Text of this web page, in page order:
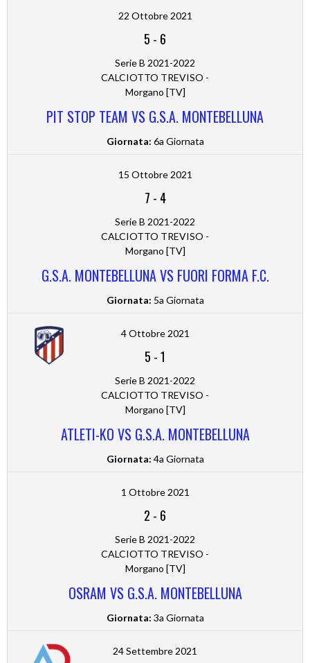
22 Ottobre 2021
5 - 6
Serie B 2021-2022
CALCIOTTO TREVISO -
Morgano [TV]
PIT STOP TEAM VS G.S.A. MONTEBELLUNA
Giornata: 6a Giornata
15 Ottobre 2021
7 - 4
Serie B 2021-2022
CALCIOTTO TREVISO -
Morgano [TV]
G.S.A. MONTEBELLUNA VS FUORI FORMA F.C.
Giornata: 5a Giornata
4 Ottobre 2021
5 -1
Serie B 2021-2022
CALCIOTTO TREVISO -
Morgano [TV]
ATLETI-KO VS G.S.A. MONTEBELLUNA
Giornata: 4a Giornata
1 Ottobre 2021
2 - 6
Serie B 2021-2022
CALCIOTTO TREVISO -
Morgano [TV]
OSRAM VS G.S.A. MONTEBELLUNA
Giornata: 3a Giornata
24 Settembre 2021